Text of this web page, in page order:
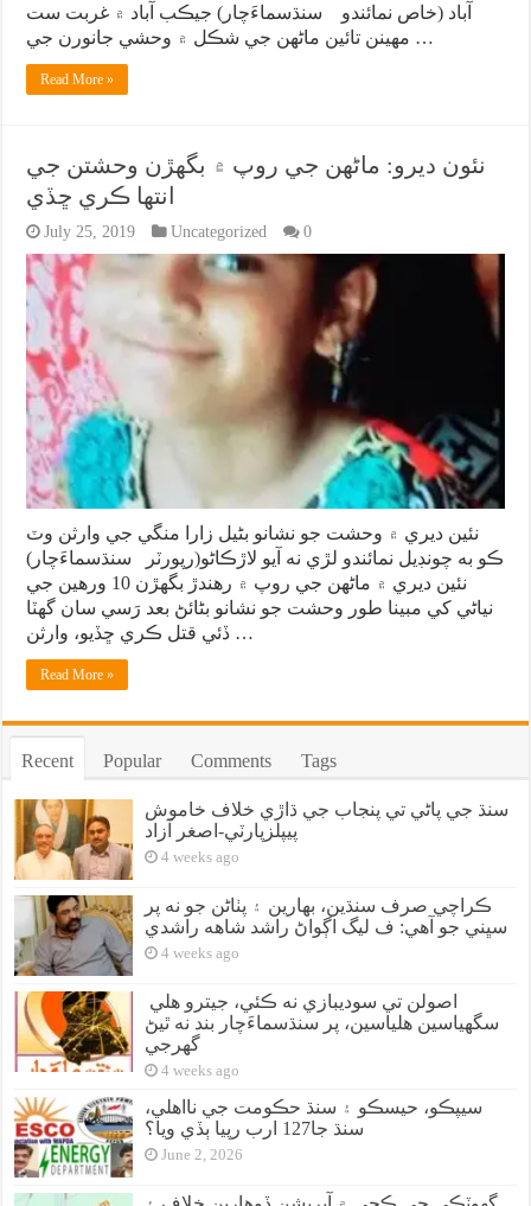
آباد (خاص نمائندو سنڌسماءَچار) جيڪب آباد ۾ غربت ست
مهينن تائين ماڻهن جي شڪل ۾ وحشي جانورن جي …
Read More »
نئون ديرو: ماڻهن جي روپ ۾ بگهڙن وحشتن جي
انتها ڪري ڇڏي
July 25, 2019 Uncategorized 0
نئين ديري ۾ وحشت جو نشانو بڻيل زارا منگي جي وارثن وٽ
ڪو به چونڊيل نمائندو لڙي نه آيو لاڙڪاڻو(رپورٽر سنڌسماءَچار)
نئين ديري ۾ ماڻهن جي روپ ۾ رهندڙ بگهڙن 10 ورهين جي
نياڻي کي مبينا طور وحشت جو نشانو بڻائڻ بعد رَسي سان گهٽا
ڏئي قتل ڪري ڇڏيو، وارثن …
Read More »
Recent Popular Comments Tags
سنڌ جي پاڻي تي پنجاب جي ڌاڙي خلاف خاموش
پيپلزپارٽي-اصغر آزاد
4 weeks ago
ڪراچي صرف سنڌين، بهارين ۽ پٺاڻن جو نه پر
سڀني جو آهي: ف ليگ اڳواڻ راشد شاهه راشدي
4 weeks ago
سگهياسين هلياسين، پر سنڌسماءَچار بند نه ٿيڻ
گهرجي
4 weeks ago
سيپڪو، حيسڪو ۽ سنڌ حڪومت جي نااهلي،
سنڌ جا127 ارب رپيا ٻڏي ويا؟
June 2, 2026